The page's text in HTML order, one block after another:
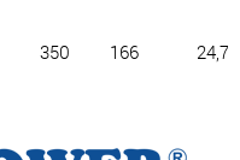
350 166 24,75